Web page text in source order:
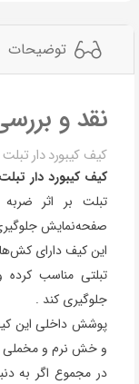
توضیحات
نقد و
کیف کیبورد دار تبلت 7 اینچ
کیف کیبورد دار تبلت 7 اینچ
تبلت بر اثر
صفحه‌نمایش
این کیف دارای
تبلتی مناسب کرده
جلوگیری کند .
پوشش داخلی این
و خش نرم و
در مجموع اگر به